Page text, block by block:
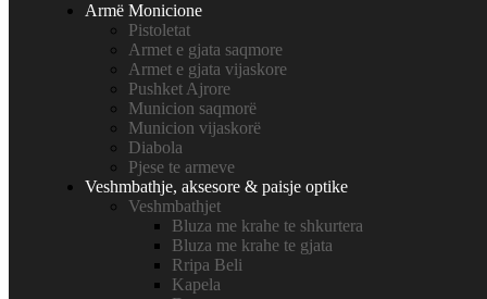
Armë Monicione
Pistoletat
Armet e gjata saqmore
Armet e gjata vijaskore
Pushket Ajrore
Municion saqmorë
Municion vijaskorë
Diabola
Pjese te armeve
Veshmbathje, aksesore & paisje optike
Veshmbathjet
Bluza me krahe te shkurtera
Bluza me krahe te gjata
Rripa Beli
Kapela